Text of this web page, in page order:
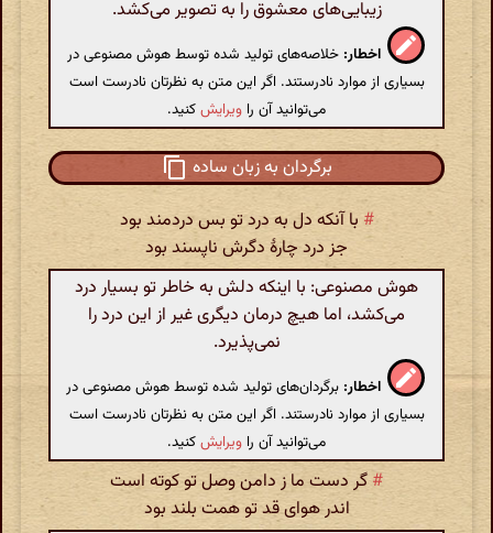
زیبایی‌های معشوق را به تصویر می‌کشد.
اخطار: خلاصه‌های تولید شده توسط هوش مصنوعی در
بسیاری از موارد نادرستند. اگر این متن به نظرتان نادرست است
می‌توانید آن را ویرایشکنید.
برگردان به زبان ساده
# با آنکه دل به درد تو بس دردمند بود
جز درد چارۀ دگرش ناپسند بود
هوش مصنوعی: با اینکه دلش به خاطر تو بسیار درد
می‌کشد، اما هیچ درمان دیگری غیر از این درد را
نمی‌پذیرد.
اخطار: برگردان‌های تولید شده توسط هوش مصنوعی در
بسیاری از موارد نادرستند. اگر این متن به نظرتان نادرست است
می‌توانید آن را ویرایشکنید.
# گر دست ما ز دامن وصل تو کوته است
اندر هوای قد تو همت بلند بود